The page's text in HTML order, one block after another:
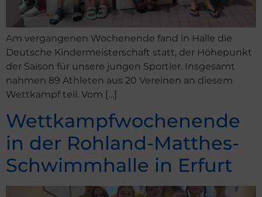
Am vergangenen Wochenende fand in Halle die
Deutsche Kindermeisterschaft statt, der Höhepunkt
der Saison für unsere jungen Sportler. Insgesamt
nahmen 89 Athleten aus 20 Vereinen an diesem
Wettkampf teil. Vom […]
Wettkampfwochenende
in der Rohland-Matthes-
Schwimmhalle in Erfurt